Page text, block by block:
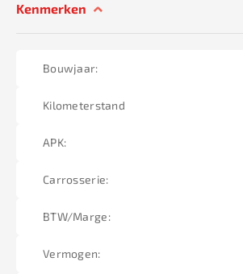
Kenmerken
Bouwjaar:
Kilometerstand
APK:
Carrosserie:
BTW/Marge:
Vermogen: